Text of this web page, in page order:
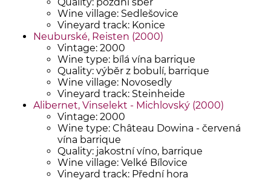
Wine village: Sedlešovice
Vineyard track: Konice
Neuburské, Reisten (2000)
Vintage: 2000
Wine type: bílá vína barrique
Quality: výběr z bobulí, barrique
Wine village: Novosedly
Vineyard track: Steinheide
Alibernet, Vinselekt - Michlovský (2000)
Vintage: 2000
Wine type: Château Dowina - červená
vína barrique
Quality: jakostní víno, barrique
Wine village: Velké Bílovice
Vineyard track: Přední hora